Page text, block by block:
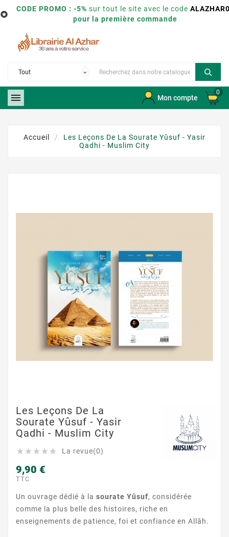

CODE PROMO : -5% sur tout le site avec le code
pour la première commande
 Mon compte
0
Accueil
Les Leçons De La Sourate Yûsuf - Yasir
Qadhi - Muslim City
Les Leçons De La
Sourate Yûsuf - Yasir
Qadhi - Muslim City
     La revue(0)
9,90 €
TTC
Un ouvrage dédié à la sourate Yûsuf, considérée
comme la plus belle des histoires, riche en
enseignements de patience, foi et confiance en Allâh.